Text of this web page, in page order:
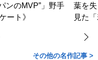
ンのMVP”」野手
ート》
葉を
見た
その他の名作記事 >